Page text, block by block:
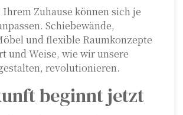
Ihrem Zuhause können sich je
Schiebewände,
und flexible Raumkonzepte
und Weise, wie wir unsere
revolutionieren.
beginnt jetzt